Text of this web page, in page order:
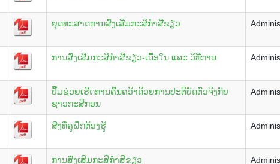
ຍຸດທະສາດການສົ່ງເສີມກະສິກຳສີຂຽວ
ການສົ່ງເສີມກະສິກຳສີຂຽວ-ເນື້ອໃນ ແລະ ວິທີການ
ປື້ມຊ່ວຍເຮັດການຄົ້ນຄວ້າດ້ວຍການປະຕີບັດຕົວຈິງກັບ
ຊາວກະສິກອນ
ສິ່ງທີ່ຄູຝຶກຕ້ອງຮູ້
ການສົ່ງເສີມກະສິກຳສີຂຽວ